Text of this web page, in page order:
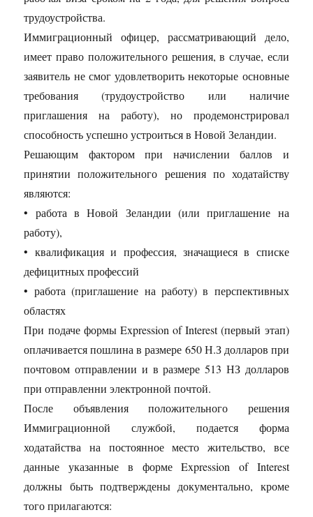
трудоустройства.
Иммиграционный офицер, рассматривающий дело,
имеет право положительного решения, в случае, если
заявитель не смог удовлетворить некоторые основные
требования (трудоустройство или наличие
приглашения на работу), но продемонстрировал
способность успешно устроиться в Новой Зеландии.
Решающим фактором при начислении баллов и
принятии положительного решения по ходатайству
являются:
• работа в Новой Зеландии (или приглашение на
работу),
• квалификация и профессия, значащиеся в списке
дефицитных профессий
• работа (приглашение на работу) в перспективных
областях
При подаче формы Expression of Interest (первый этап)
оплачивается пошлина в размере 650 Н.З долларов при
почтовом отправлении и в размере 513 НЗ долларов
при отправленни электронной почтой.
После объявления положительного решения
Иммиграционной службой, подается форма
ходатайства на постоянное место жительство, все
данные указанные в форме Expression of Interest
должны быть подтверждены документально, кроме
того прилагаются: